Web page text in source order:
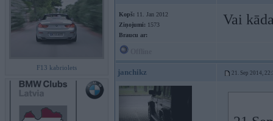
F13 kabriolets
Kopš: 11. Jan 2012
Ziņojumi: 1573
Braucu ar:
Vai
janchikz 21. Sep 2014,